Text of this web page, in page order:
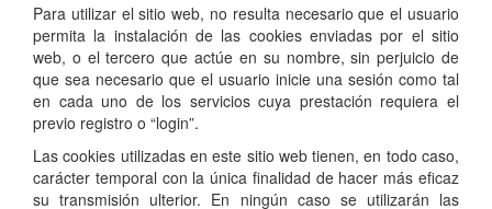
Para utilizar el sitio web, no resulta necesario que el usuario
permita la instalación de las cookies enviadas por el sitio
web, o el tercero que actúe en su nombre, sin perjuicio de
que sea necesario que el usuario inicie una sesión como tal
en cada uno de los servicios cuya prestación requiera el
previo registro o “login”.
Las cookies utilizadas en este sitio web tienen, en todo caso,
carácter temporal con la única finalidad de hacer más eficaz
su transmisión ulterior. En ningún caso se utilizarán las